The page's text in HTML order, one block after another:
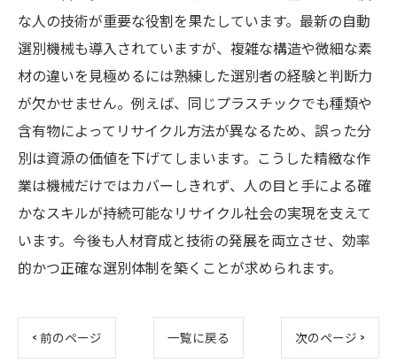
な人の技術が重要な役割を果たしています。最新の自動
選別機械も導入されていますが、複雑な構造や微細な素
材の違いを見極めるには熟練した選別者の経験と判断力
が欠かせません。例えば、同じプラスチックでも種類や
含有物によってリサイクル方法が異なるため、誤った分
別は資源の価値を下げてしまいます。こうした精緻な作
業は機械だけではカバーしきれず、人の目と手による確
かなスキルが持続可能なリサイクル社会の実現を支えて
います。今後も人材育成と技術の発展を両立させ、効率
的かつ正確な選別体制を築くことが求められます。
< 前のページ 一覧に戻る 次のページ >